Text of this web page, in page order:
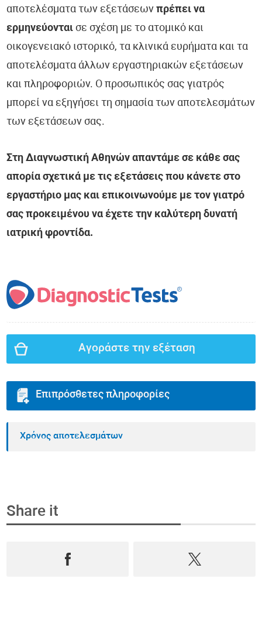
αποτελέσματα των εξετάσεωνπρέπει να
ερμηνεύονται σε σχέση με το ατομικό και
οικογενειακό ιστορικό, τα κλινικά ευρήματα και τα
αποτελέσματα άλλων εργαστηριακών εξετάσεων
και πληροφοριών. Ο προσωπικός σας γιατρός
μπορεί να εξηγήσει τη σημασία των αποτελεσμάτων
των εξετάσεων σας.
Στη Διαγνωστική Αθηνών απαντάμε σε κάθε σας
απορία σχετικά με τις εξετάσεις που κάνετε στο
εργαστήριο μας και επικοινωνούμε με τον γιατρό
σας προκειμένου να έχετε την καλύτερη δυνατή
ιατρική φροντίδα.
Αγοράστε την εξέταση
Επιπρόσθετες πληροφορίες
Χρόνος αποτελεσμάτων
Share it